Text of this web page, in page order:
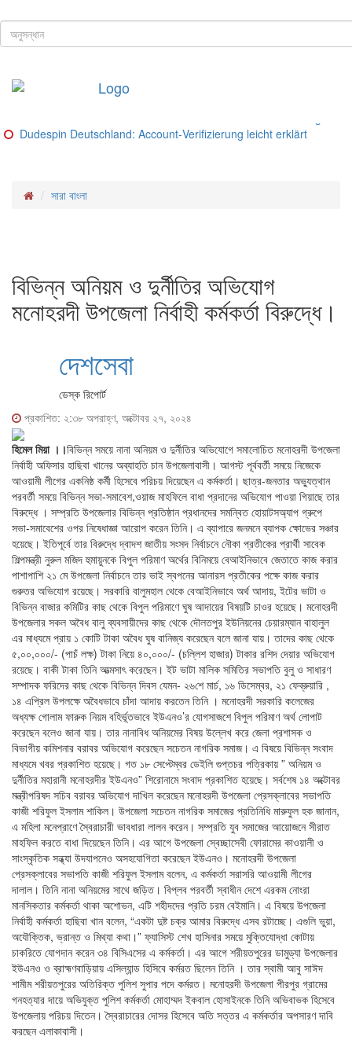
শিরোনাম
Glorion Casino – Schritte und Methoden für deutsche Spieler
Dudespin Deutschland: Account‑Verifizierung leicht erklärt
সারা বাংলা
বিভিন্ন অনিয়ম ও দুর্নীতির অভিযোগ
মনোহরদী উপজেলা নির্বাহী কর্মকর্তা বিরুদ্ধে।
দেশসেবা
ডেস্ক রিপোর্ট
প্রকাশিত: ২:৩৮ অপরাহ্ণ, অক্টোবর ২৭, ২০২৪
হিমেল মিয়া ।।বিভিন্ন সময়ে নানা অনিয়ম ও দুর্নীতির অভিযোগে সমালোচিত মনোহরদী উপজেলা
নির্বাহী অফিসার হাছিবা খানের অব্যাহতি চান উপজেলাবাসী। আগস্ট পূর্ববর্তী সময়ে নিজেকে
আওয়ামী লীগের একনিষ্ঠ কর্মী হিসেবে পরিচয় দিয়েছেন এ কর্মকর্তা। ছাত্র-জনতার অভ্যুত্থান
পরবর্তী সময়ে বিভিন্ন সভা-সমাবেশ,ওয়াজ মাহফিলে বাধা প্রদানের অভিযোগ পাওয়া গিয়াছে তার
বিরুদ্ধে । সম্প্রতি উপজেলার বিভিন্ন প্রতিষ্ঠান প্রধানদের সমন্বিত হোয়াটসঅ্যাপ গ্রুপে
সভা-সমাবেশের ওপর নিষেধাজ্ঞা আরোপ করেন তিনি। এ ব্যাপারে জনমনে ব্যাপক ক্ষোভের সঞ্চার
হয়েছে। ইতিপূর্বে তার বিরুদ্ধে দ্বাদশ জাতীয় সংসদ নির্বাচনে নৌকা প্রতীকের প্রার্থী সাবেক
শিল্পমন্ত্রী নুরুল মজিদ হুমায়ুনকে বিপুল পরিমাণ অর্থের বিনিময়ে বেআইনিভাবে জেতাতে কাজ করার
পাশাপাশি ২১ মে উপজেলা নির্বাচনে তার ভাই স্বপনের আনারস প্রতীকের পক্ষে কাজ করার
গুরুতর অভিযোগ রয়েছে। সরকারি বালুমহাল থেকে বেআইনিভাবে অর্থ আদায়, ইটের ভাটা ও
বিভিন্ন বাজার কমিটির কাছ থেকে বিপুল পরিমাণে ঘুষ আদায়ের বিষয়টি চাওর হয়েছে। মনোহরদী
উপজেলার সকল অবৈধ বালু ব্যবসায়ীদের কাছ থেকে দৌলতপুর ইউনিয়নের চেয়ারম্যান বাহালুল
এর মাধ্যমে প্রায় ১ কোটি টাকা অবৈধ ঘুষ বানিজ্য করেছেন বলে জানা যায়। তাদের কাছ থেকে
৫,০০,০০০/- (পাচঁ লক্ষ) টাকা নিয়ে ৪০,০০০/- (চল্লিশ হাজার) টাকার রশিদ দেয়ার অভিযোগ
রয়েছে। বাকী টাকা তিনি আত্মসাৎ করেছেন। ইট ভাটা মালিক সমিতির সভাপতি বুলু ও সাধারণ
সম্পাদক ফরিদের কাছ থেকে বিভিন্ন দিবস যেমন- ২৬শে মার্চ, ১৬ ডিসেম্বর, ২১ ফেব্রুয়ারি ,
১৪ এপ্রিল উপলক্ষে অবৈধভাবে চাঁদা আদায় করতেন তিনি । মনোহরদী সরকারি কলেজের
অধ্যক্ষ গোলাম ফারুক নিয়ম বহির্ভূতভাবে ইউএনও’র যোগসাজশে বিপুল পরিমাণ অর্থ লোপাট
করেছেন বলেও জানা যায়। তার নানাবিধ অনিয়মের বিষয় উল্লেখ করে জেলা প্রশাসক ও
বিভাগীয় কমিশনার বরাবর অভিযোগ করেছেন সচেতন নাগরিক সমাজ। এ বিষয়ে বিভিন্ন সংবাদ
মাধ্যমে খবর প্রকাশিত হয়েছে। গত ১৮ সেপ্টেম্বর ডেইলি গুপ্তচর পত্রিকায় ” অনিয়ম ও
দুর্নীতির মহারানী মনোহরদীর ইউএনও” শিরোনামে সংবাদ প্রকাশিত হয়েছে। সর্বশেষ ১৪ অক্টোবর
মন্ত্রীপরিষদ সচিব বরাবর অভিযোগ দাখিল করেছেন মনোহরদী উপজেলা প্রেসক্লাবের সভাপতি
কাজী শরিফুল ইসলাম শাকিল। উপজেলা সচেতন নাগরিক সমাজের প্রতিনিধি মারুফুল হক জানান,
এ মহিলা মনেপ্রাণে স্বৈরাচারী ভাবধারা লালন করেন। সম্প্রতি যুব সমাজের আয়োজনে সীরাত
মাহফিল করতে বাধা দিয়েছেন তিনি। এর আগে উপজেলা স্বেচ্ছাসেবী ফোরামের কাওয়ালী ও
সাংস্কৃতিক সন্ধ্যা উদযাপনেও অসহযোগিতা করেছেন ইউএনও। মনোহরদী উপজেলা
প্রেসক্লাবের সভাপতি কাজী শরিফুল ইসলাম বলেন, এ কর্মকর্তা সরাসরি আওয়ামী লীগের
দালাল। তিনি নানা অনিয়মের সাথে জড়িত। বিপ্লব পরবর্তী স্বাধীন দেশে এরকম নোংরা
মানসিকতার কর্মকর্তা থাকা অশোভন, এটি শহীদদের প্রতি চরম বেইমানি। এ বিষয়ে উপজেলা
নির্বাহী কর্মকর্তা হাছিবা খান বলেন, “একটা দুষ্ট চক্র আমার বিরুদ্ধে এসব রটাচ্ছে। এগুলি ভুয়া,
অযৌক্তিক, ভ্রান্ত ও মিথ্যা কথা।” ফ্যাসিস্ট শেখ হাসিনার সময়ে মুক্তিযোদ্ধা কোটায়
চাকরিতে যোগদান করেন ৩৪ বিসিএসের এ কর্মকর্তা। এর আগে শরীয়তপুরের ডামুড্যা উপজেলার
ইউএনও ও ব্রাহ্মণবাড়িয়ায় এসিল্যান্ড হিসিবে কর্মরত ছিলেন তিনি । তার স্বামী আবু সাঈদ
শামীম শরীয়তপুরের অতিরিক্ত পুলিশ সুপার পদে কর্মরত। মনোহরদী উপজেলা পীরপুর গ্রামের
গনহত্যার দায়ে অভিযুক্ত পুলিশ কর্মকর্তা মোহাম্মদ ইকবাল হোসাইনকে তিনি অভিবাভক হিসেবে
উপজেলায় পরিচয় দিতেন। স্বৈরাচারের দোসর হিসেবে অতি সত্তর এ কর্মকর্তার অপসারণ দাবি
করছেন এলাকাবাসী।